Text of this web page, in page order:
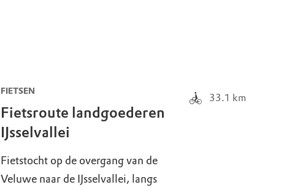
FIETSEN
Fietsroute landgoederen
IJsselvallei
Fietstocht op de overgang van de
Veluwe naar de IJsselvallei, langs
33.1 km